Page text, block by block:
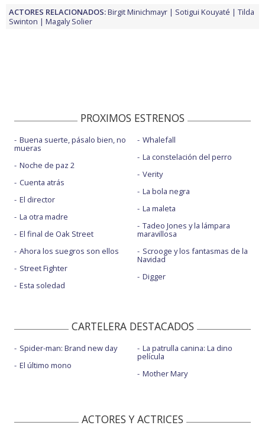
ACTORES RELACIONADOS:Birgit Minichmayr Sotigui Kouyaté
Tilda
Swinton
Magaly Solier
PROXIMOS ESTRENOS
Buena suerte, pásalo bien, no
mueras
Noche de paz 2
Cuenta atrás
El director
La otra madre
El final de Oak Street
Ahora los suegros son ellos
Street Fighter
Esta soledad
Whalefall
La constelación del perro
Verity
La bola negra
La maleta
Tadeo Jones y la lámpara
maravillosa
Scrooge y los fantasmas de la
Navidad
Digger
CARTELERA DESTACADOS
Spider-man: Brand new day
El último mono
La patrulla canina: La dino
película
Mother Mary
ACTORES Y ACTRICES